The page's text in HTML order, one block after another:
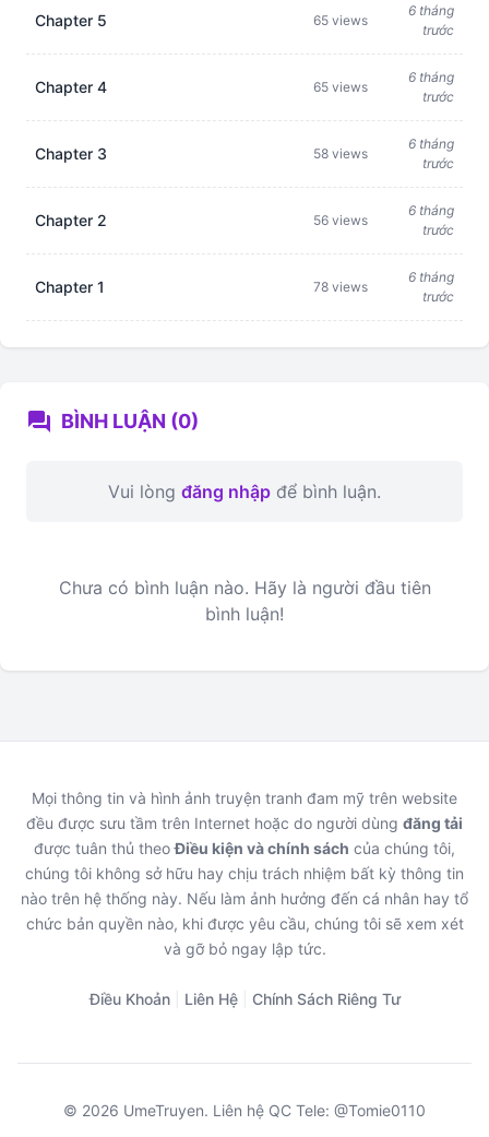
Chapter 5 65 views
6 tháng
trước
Chapter 4 65 views
6 tháng
trước
Chapter 3 58 views
6 tháng
trước
Chapter 2 56 views
6 tháng
trước
Chapter 1 78 views
6 tháng
trước
forum BÌNH LUẬN (0)
Vui lòng đăng nhập để bình luận.
Chưa có bình luận nào. Hãy là người đầu tiên
bình luận!
Mọi thông tin và hình ảnh truyện tranh đam mỹ trên website
đều được sưu tầm trên Internet hoặc do người dùng đăng tải
được tuân thủ theoĐiều kiện và chính sách của chúng tôi,
chúng tôi không sở hữu hay chịu trách nhiệm bất kỳ thông tin
nào trên hệ thống này. Nếu làm ảnh hưởng đến cá nhân hay tổ
chức bản quyền nào, khi được yêu cầu, chúng tôi sẽ xem xét
và gỡ bỏ ngay lập tức.
Điều Khoản Liên Hệ Chính Sách Riêng Tư
© 2026 UmeTruyen. Liên hệ QC Tele: @Tomie0110